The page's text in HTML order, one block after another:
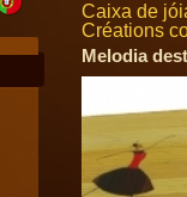
Caixa de
Créations
Melodia